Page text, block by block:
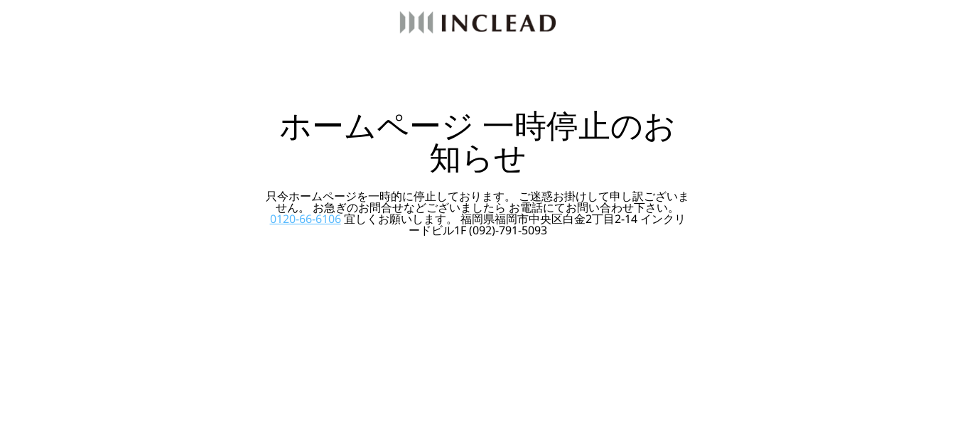
ホームページ 一時停止のお
知らせ
只今ホームページを一時的に停止しております。 ご迷惑お掛けして申し訳ございま
せん。 お急ぎのお問合せなどございましたら お電話にてお問い合わせ下さい。
0120-66-6106宜しくお願いします。 福岡県福岡市中央区白金2丁目2-14 インクリ
ードビル1F (092)-791-5093